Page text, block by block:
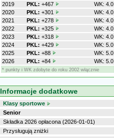
2019
PKL: +467
WK: 4.0
2020
PKL: +301
WK: 4.0
2021
PKL: +278
WK: 4.0
2022
PKL: +325
WK: 4.0
2023
PKL: +318
WK: 4.0
2024
PKL: +429
WK: 5.0
2025
PKL: +88
WK: 5.0
2026
PKL: +84 WK: 5.0
* punkty i WK zdobyte do roku 2002 włącznie
Informacje dodatkowe
Klasy sportowe
Senior
Składka 2026 opłacona (2026-01-01)
Przysługują zniżki